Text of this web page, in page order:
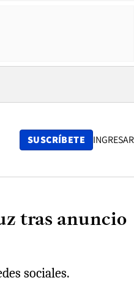
SUSCRÍBETE INGRESAR
tras anuncio
sociales.